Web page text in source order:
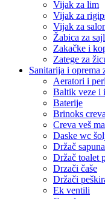
Vijak za lim
Vijak za
Vijak za
Žabica za
Zakačke i
Zatege za
Sanitarija i oprema
Aeratori i
Baltik veze i
Baterije
Brinoks
Creva veš
Daske wc
Držač sapuna
Držač toalet
Drzači čaše
Držači
Ek ventili